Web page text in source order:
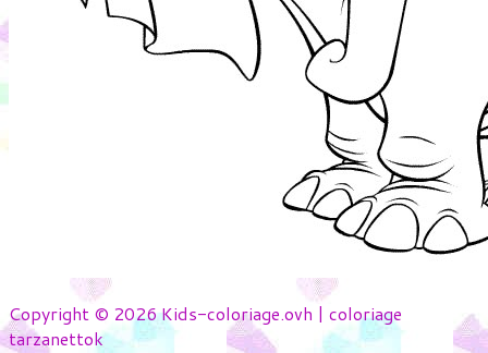
Copyright © 2026 Kids-coloriage.ovh | coloriage
tarzanettok